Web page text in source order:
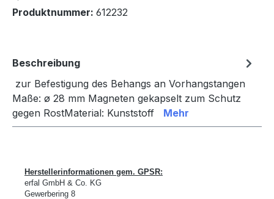
Produktnummer: 612232
Beschreibung
zur Befestigung des Behangs an Vorhangstangen
Maße: ø 28 mm Magneten gekapselt zum Schutz
gegen RostMaterial: Kunststoff Mehr
Herstellerinformationen gem. GPSR:
erfal GmbH & Co. KG
Gewerbering 8